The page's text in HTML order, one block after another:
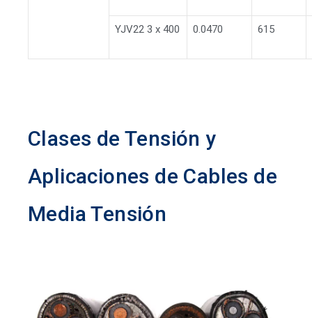
YJV22 3 x 400 0.0470 615
Clases de Tensión y
Aplicaciones de Cables de
Media Tensión